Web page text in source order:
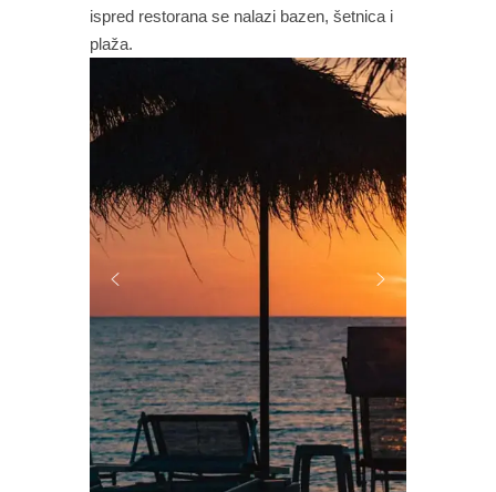
ispred restorana se nalazi bazen, šetnica i
plaža.